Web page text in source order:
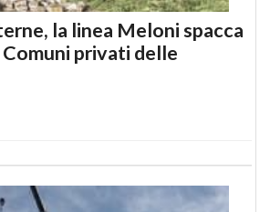
la linea Meloni spacca
privati delle